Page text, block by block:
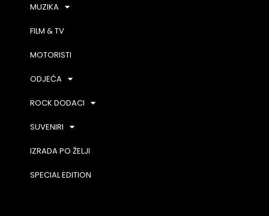
MUZIKA
FILM & TV
MOTORISTI
ODJEĆA
ROCK DODACI
SUVENIRI
IZRADA PO ŽELJI
SPECIAL EDITION